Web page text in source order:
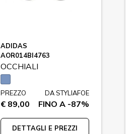
ADIDAS
AOR014BI4763
OCCHIALI
PREZZO
€ 89,00
DA STYLIAFOE
FINO A -87%
DETTAGLI E PREZZI